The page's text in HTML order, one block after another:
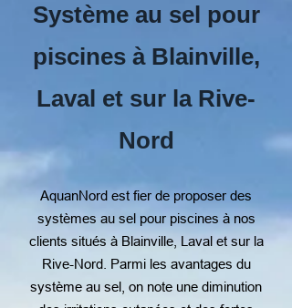
Système au sel pour
piscines à Blainville,
Laval et sur la Rive-
Nord
AquanNord est fier de proposer des
systèmes au sel pour piscines à nos
clients situés à Blainville, Laval et sur la
Rive-Nord. Parmi les avantages du
système au sel, on note une diminution